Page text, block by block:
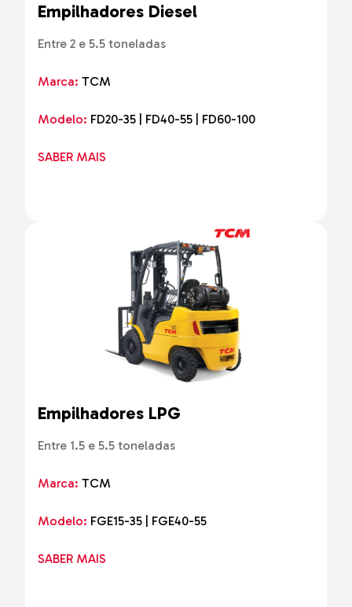
Empilhadores Diesel
Entre 2 e 5.5 toneladas
Marca: TCM
Modelo: FD20-35 | FD40-55 | FD60-100
SABER MAIS
Empilhadores LPG
Entre 1.5 e 5.5 toneladas
Marca: TCM
Modelo: FGE15-35 | FGE40-55
SABER MAIS